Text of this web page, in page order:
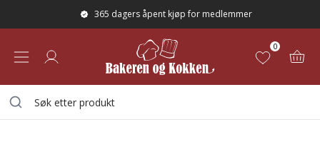
365 dagers åpent kjøp for medlemmer
0
INNHØSTINGSTID